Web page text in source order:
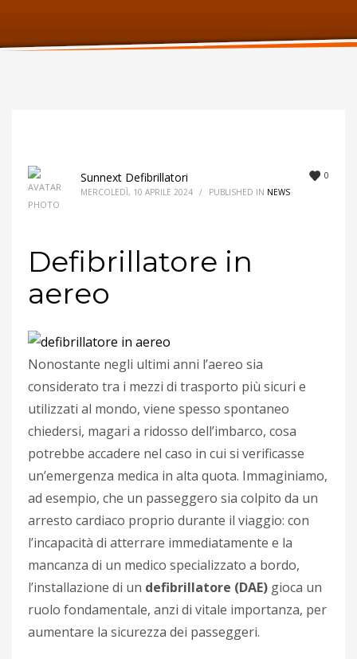
Lunedi:9am – 6pm
0
Sunnext Defibrillatori
MERCOLEDÌ, 10 APRILE 2024 / PUBLISHED IN NEWS
Defibrillatore in
aereo
Nonostante negli ultimi anni l’aereo sia
considerato tra i mezzi di trasporto più sicuri e
utilizzati al mondo, viene spesso spontaneo
chiedersi, magari a ridosso dell’imbarco, cosa
potrebbe accadere nel caso in cui si verificasse
un’emergenza medica in alta quota. Immaginiamo,
ad esempio, che un passeggero sia colpito da un
arresto cardiaco proprio durante il viaggio: con
l’incapacità di atterrare immediatamente e la
mancanza di un medico specializzato a bordo,
l’installazione di un defibrillatore (DAE) gioca un
ruolo fondamentale, anzi di vitale importanza, per
aumentare la sicurezza dei passeggeri.